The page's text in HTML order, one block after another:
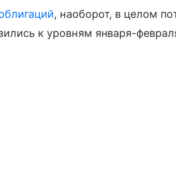
, наоборот, в целом
к уровням января-